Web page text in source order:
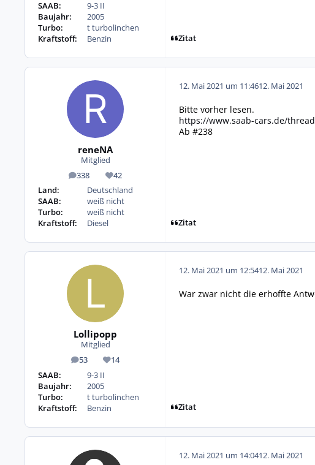
SAAB:
9-3 II
Baujahr:
2005
Turbo:
t turbolinchen
Kraftstoff:
Benzin Zitat
reneNA
Mitglied
338
Beiträge 42
Reputation
Land:
Deutschland
SAAB:
weiß nicht
Turbo:
weiß nicht
Kraftstoff:
Diesel
12. Mai 2021 um 11:4612. Mai 2021
Bitte vorher lesen.
https://www.saab-cars.de/
Ab #238
Zitat
Lollipopp
Mitglied
53
Beiträge 14
Reputation
SAAB:
9-3 II
Baujahr:
2005
Turbo:
t turbolinchen
Kraftstoff:
Benzin
12. Mai 2021 um 12:5412. Mai 2021
War zwar nicht die erhoffte
Zitat
12. Mai 2021 um 14:0412. Mai 2021